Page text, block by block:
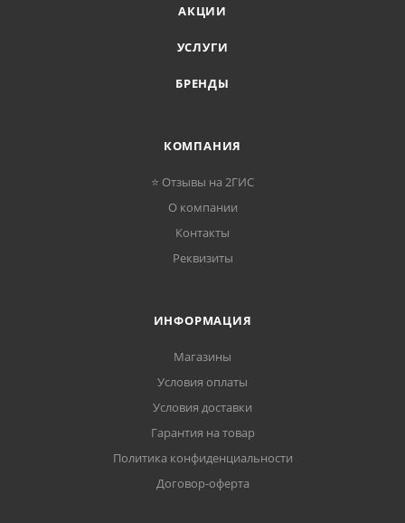
АКЦИИ
УСЛУГИ
БРЕНДЫ
КОМПАНИЯ
⭐ Отзывы на 2ГИС
О компании
Контакты
Реквизиты
ИНФОРМАЦИЯ
Магазины
Условия оплаты
Условия доставки
Гарантия на товар
Политика конфиденциальности
Договор-оферта